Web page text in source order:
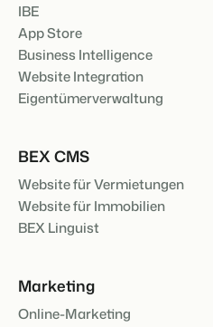
IBE
App Store
Business Intelligence
Website Integration
Eigentümerverwaltung
BEX CMS
Website für Vermietungen
Website für Immobilien
BEX Linguist
Marketing
Online-Marketing